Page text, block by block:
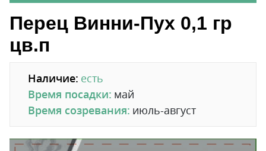
Перец Винни-Пух 0,1 гр
цв.п
Наличие: есть
Время посадки: май
Время созревания: июль-август